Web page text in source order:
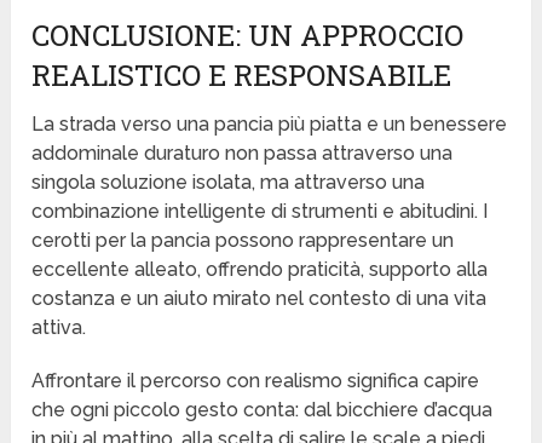
CONCLUSIONE: UN APPROCCIO
REALISTICO E RESPONSABILE
La strada verso una pancia più piatta e un benessere
addominale duraturo non passa attraverso una
singola soluzione isolata, ma attraverso una
combinazione intelligente di strumenti e abitudini. I
cerotti per la pancia possono rappresentare un
eccellente alleato, offrendo praticità, supporto alla
costanza e un aiuto mirato nel contesto di una vita
attiva.
Affrontare il percorso con realismo significa capire
che ogni piccolo gesto conta: dal bicchiere d’acqua
in più al mattino, alla scelta di salire le scale a piedi,